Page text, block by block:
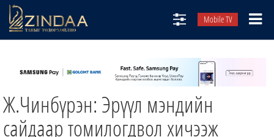
Mobile TV
ТВ8
ӨГЛӨӨНИЙ СОНИН
АУДИО ЗОХИОЛ
Ж.Чинбүрэн: Эрүүл мэндийн
сайдаар томилогдвол хичээж